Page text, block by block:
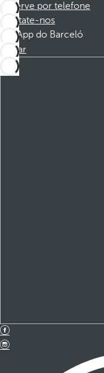
Reserve por telefone
Contate-nos
App do Barceló
Baixar